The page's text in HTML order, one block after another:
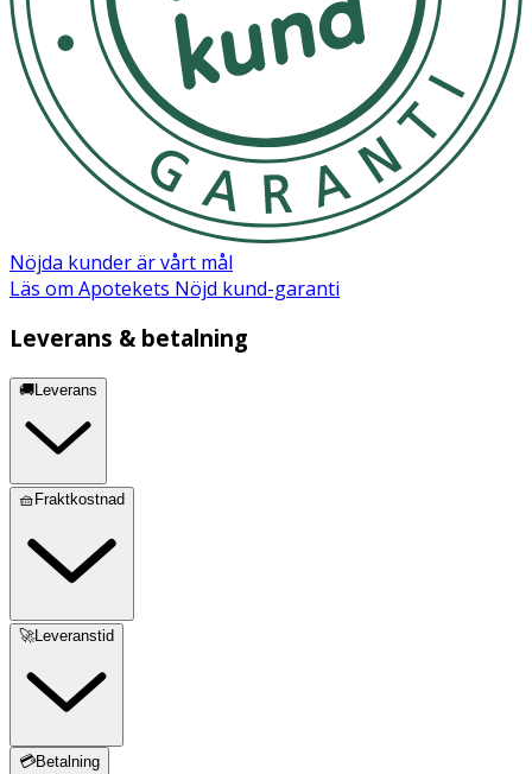
Nöjda kunder är vårt mål
Läs om Apotekets Nöjd kund-garanti
Leverans & betalning
🚚Leverans
🧺Fraktkostnad
🚀Leveranstid
💳Betalning